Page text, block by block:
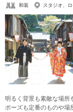
和装 スタジオ、
明るく背景も素敵な場所
ポーズも定番のものや場